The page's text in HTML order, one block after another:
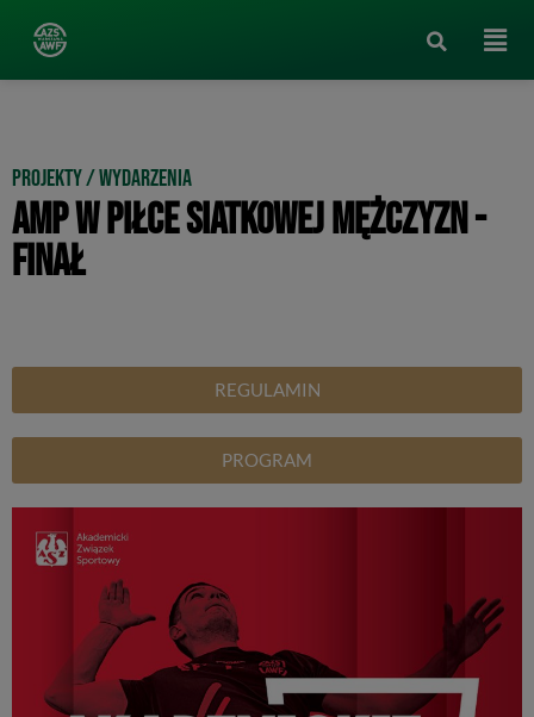
Projekty / Wydarzenia
AMP W PIŁCE SIATKOWEJ MĘŻCZYZN -
FINAŁ
REGULAMIN
PROGRAM